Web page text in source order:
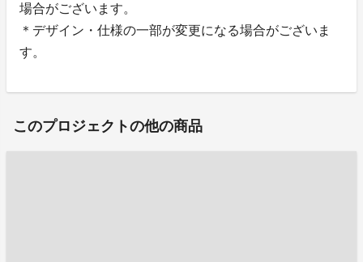
場合がございます。
＊デザイン・仕様の一部が変更になる場合がございま
す。
このプロジェクトの他の商品